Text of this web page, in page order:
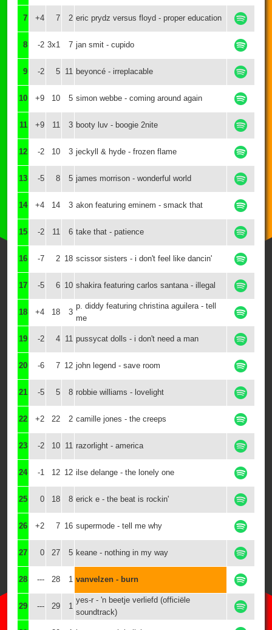
7 +4 7 2 eric prydz versus floyd - proper education
8 -2 3x1 7 jan smit - cupido
9 -2 5 11 beyoncé - irreplacable
10 +9 10 5 simon webbe - coming around again
11 +9 11 3 booty luv - boogie 2nite
12 -2 10 3 jeckyll & hyde - frozen flame
13 -5 8 5 james morrison - wonderful world
14 +4 14 3 akon featuring eminem - smack that
15 -2 11 6 take that - patience
16 -7 2 18 scissor sisters - i don't feel like dancin'
17 -5 6 10 shakira featuring carlos santana - illegal
18 +4 18 3
p. diddy featuring christina aguilera - tell
me
19 -2 4 11 pussycat dolls - i don't need a man
20 -6 7 12 john legend - save room
21 -5 5 8 robbie williams - lovelight
22 +2 22 2 camille jones - the creeps
23 -2 10 11 razorlight - america
24 -1 12 12 ilse delange - the lonely one
25 0 18 8 erick e - the beat is rockin'
26 +2 7 16 supermode - tell me why
27 0 27 5 keane - nothing in my way
28 --- 28 1 vanvelzen - burn
29 --- 29 1
yes-r - 'n beetje verliefd (officiële
soundtrack)